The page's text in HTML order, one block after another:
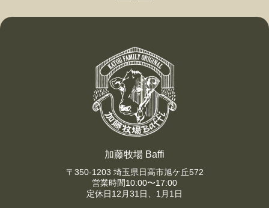
加藤牧場 Baffi
〒350-1203 埼玉県日高市旭ケ丘572
営業時間10:00〜17:00
定休日12月31日、1月1日